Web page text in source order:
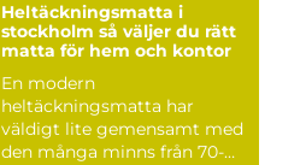
Heltäckningsmatta i
stockholm så väljer du rätt
matta för hem och kontor
En modern
heltäckningsmatta har
väldigt lite gemensamt med
den många minns från 70-